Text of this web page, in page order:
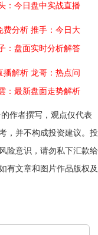
：今日盘中实战直播
费分析 推手：今日大
：盘面实时分析解答
播解析 龙哥：热点问
：最新盘面走势解析
作者撰写，观点仅代表
，并不构成投资建议。投
险意识，请勿私下汇款给
有文章和图片作品版权及